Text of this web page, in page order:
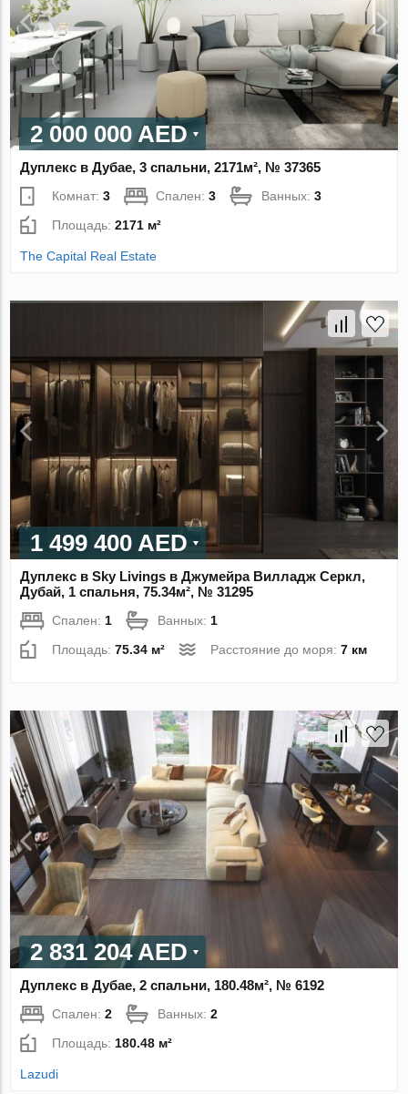
2 000 000 AED
Дуплекс в Дубае, 3 спальни, 2171м², № 37365
Комнат:3 Спален:3 Ванных:3
Площадь:2171 м²
The Capital Real Estate
1 499 400 AED
Дуплекс в Sky Livings в Джумейра Вилладж Серкл,
Дубай, 1 спальня, 75.34м², № 31295
Спален: 1 Ванных: 1
Площадь:75.34 м² Расстояние до моря:7 км
2 831 204 AED
Дуплекс в Дубае, 2 спальни, 180.48м², № 6192
Спален:2 Ванных:2
Площадь:180.48 м²
Lazudi